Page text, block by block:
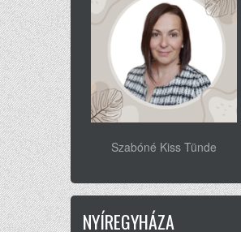
Tamás
Szabóné Kiss Tünde
NYÍREGYHÁZA